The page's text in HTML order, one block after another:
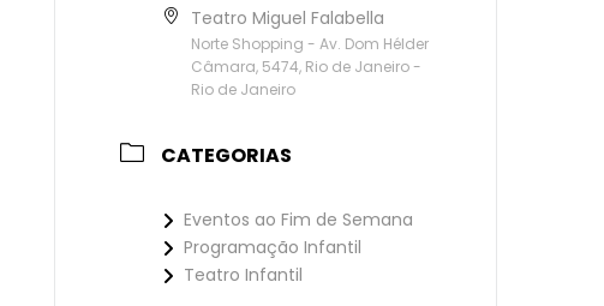
Teatro Miguel Falabella
Norte Shopping - Av. Dom Hélder
Câmara, 5474, Rio de Janeiro -
Rio de Janeiro
CATEGORIAS
Eventos ao Fim de Semana
Programação Infantil
Teatro Infantil